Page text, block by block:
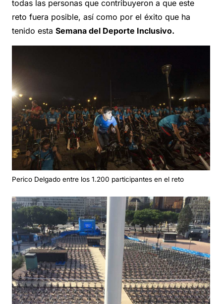
todas las personas que contribuyeron a que este
reto fuera posible, así como por el éxito que ha
tenido esta Semana del Deporte Inclusivo.
Perico Delgado entre los 1.200 participantes en el reto